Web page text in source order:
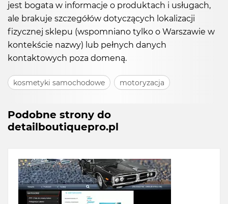
jest bogata w informacje o produktach i usługach,
ale brakuje szczegółów dotyczących lokalizacji
fizycznej sklepu (wspomniano tylko o Warszawie w
kontekście nazwy) lub pełnych danych
kontaktowych poza domeną.
kosmetyki samochodowe motoryzacja
Podobne strony do
detailboutiquepro.pl